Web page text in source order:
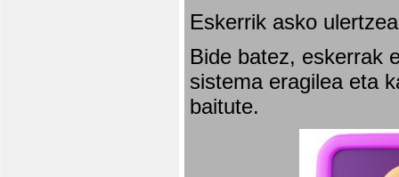
Eskerrik asko
Bide batez, eskerrak
sistema eragilea eta
baitute.